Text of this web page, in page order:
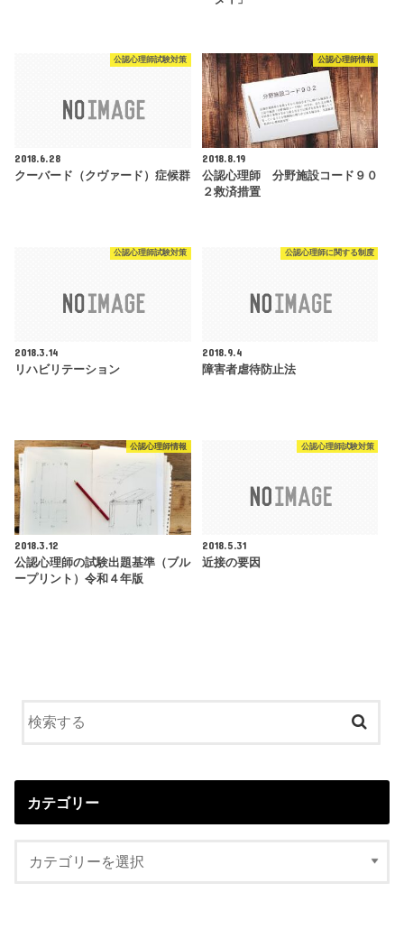
公認心理師試験対策
2018.6.28
クーバード（クヴァード）症候群
公認心理師情報
2018.8.19
公認心理師 分野施設コード９０
２救済措置
公認心理師試験対策
2018.3.14
リハビリテーション
公認心理師に関する制度
2018.9.4
障害者虐待防止法
公認心理師情報
2018.3.12
公認心理師の試験出題基準（ブル
ープリント）令和４年版
公認心理師試験対策
2018.5.31
近接の要因
カテゴリー